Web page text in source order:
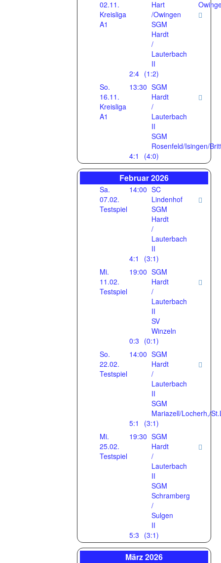
02.11.
Kreisliga
A1
Hart
/Owingen
SGM
Hardt
/
Lauterbach
II
2:4 (1:2)
So.
16.11.
Kreisliga
A1
13:30 SGM
Hardt
/
Lauterbach
II
SGM
Rosenfeld/Isingen/
4:1
(4:0)
Februar 2026
Sa.
07.02.
Testspiel
14:00 SC
Lindenhof
SGM
Hardt
/
Lauterbach
II
4:1
(3:1)
Mi.
11.02.
Testspiel
19:00 SGM
Hardt
/
Lauterbach
II
SV
Winzeln
0:3 (0:1)
So.
22.02.
Testspiel
14:00 SGM
Hardt
/
Lauterbach
II
SGM
Mariazell/Locherh,/
5:1
(3:1)
Mi.
25.02.
Testspiel
19:30 SGM
Hardt
/
Lauterbach
II
SGM
Schramberg
/
Sulgen
II
5:3 (3:1)
März 2026